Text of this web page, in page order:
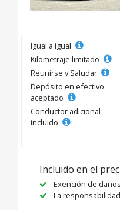
Igual a igual
Kilometraje limitado
Reunirse y Saludar
Depósito en efectivo
aceptado
Conductor adicional
incluido
Incluido en el
Exención de
La